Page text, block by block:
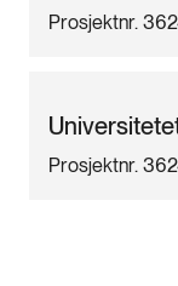
Prosjektnr.
Prosjektnr.